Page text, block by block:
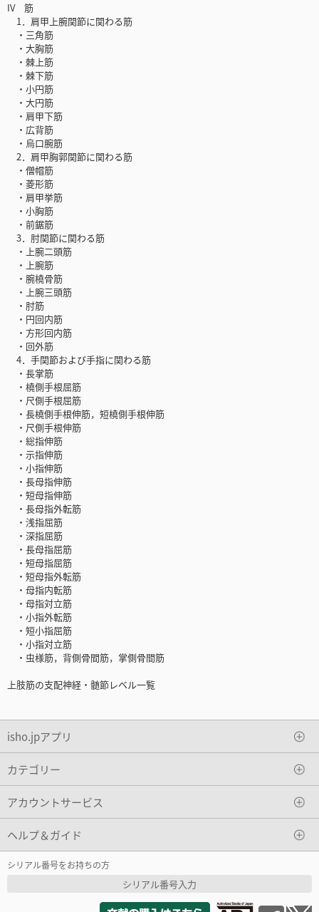
IV 筋
1．肩甲上腕関節に関わる筋
・三角筋
・大胸筋
・棘上筋
・棘下筋
・小円筋
・大円筋
・肩甲下筋
・広背筋
・烏口腕筋
2．肩甲胸郭関節に関わる筋
・僧帽筋
・菱形筋
・肩甲挙筋
・小胸筋
・前鋸筋
3．肘関節に関わる筋
・上腕二頭筋
・上腕筋
・腕橈骨筋
・上腕三頭筋
・肘筋
・円回内筋
・方形回内筋
・回外筋
4．手関節および手指に関わる筋
・長掌筋
・橈側手根屈筋
・尺側手根屈筋
・長橈側手根伸筋，短橈側手根伸筋
・尺側手根伸筋
・総指伸筋
・示指伸筋
・小指伸筋
・長母指伸筋
・短母指伸筋
・長母指外転筋
・浅指屈筋
・深指屈筋
・長母指屈筋
・短母指屈筋
・短母指外転筋
・母指内転筋
・母指対立筋
・小指外転筋
・短小指屈筋
・小指対立筋
・虫様筋，背側骨間筋，掌側骨間筋
上肢筋の支配神経・髄節レベル一覧
isho.jpアプリ
カテゴリー
アカウントサービス
ヘルプ＆ガイド
シリアル番号をお持ちの方
シリアル番号入力